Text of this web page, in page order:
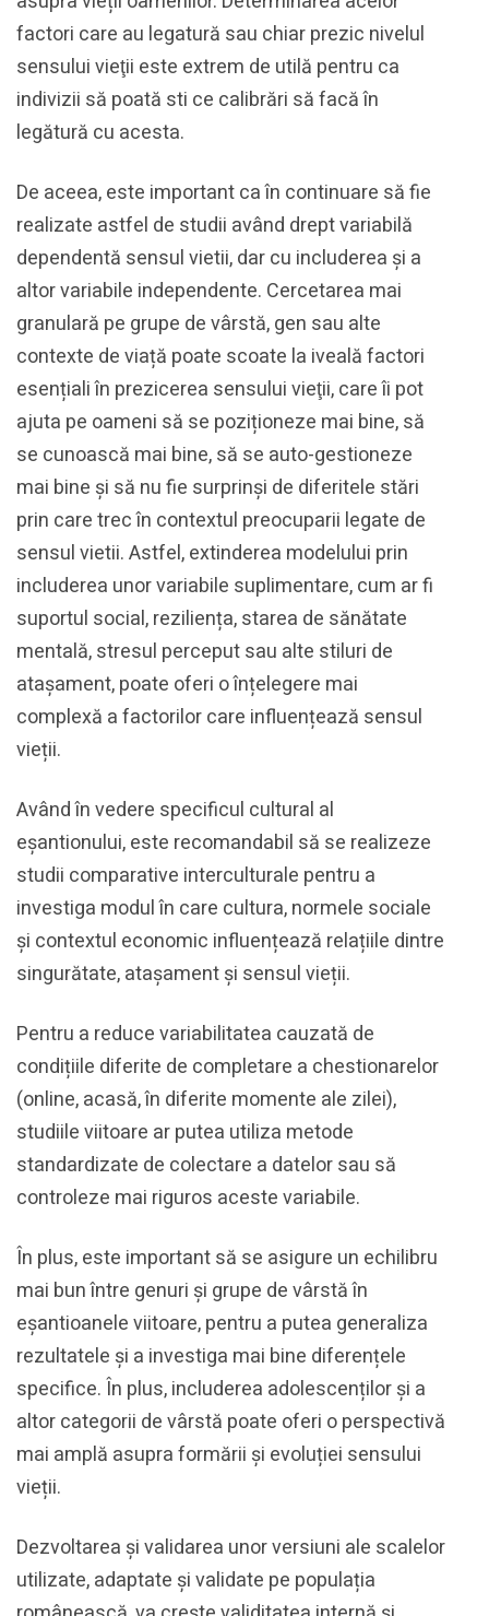
factori care au legatură sau chiar prezic nivelul
sensului vieţii este extrem de utilă pentru ca
indivizii să poată sti ce calibrări să facă în
legătură cu acesta.
De aceea, este important ca în continuare să fie
realizate astfel de studii având drept variabilă
dependentă sensul vietii, dar cu includerea și a
altor variabile independente. Cercetarea mai
granulară pe grupe de vârstă, gen sau alte
contexte de viață poate scoate la iveală factori
esențiali în prezicerea sensului vieţii, care îi pot
ajuta pe oameni să se poziționeze mai bine, să
se cunoască mai bine, să se auto-gestioneze
mai bine și să nu fie surprinși de diferitele stări
prin care trec în contextul preocuparii legate de
sensul vietii. Astfel, extinderea modelului prin
includerea unor variabile suplimentare, cum ar fi
suportul social, reziliența, starea de sănătate
mentală, stresul perceput sau alte stiluri de
atașament, poate oferi o înțelegere mai
complexă a factorilor care influențează sensul
vieții.
Având în vedere specificul cultural al
eșantionului, este recomandabil să se realizeze
studii comparative interculturale pentru a
investiga modul în care cultura, normele sociale
și contextul economic influențează relațiile dintre
singurătate, atașament și sensul vieții.
Pentru a reduce variabilitatea cauzată de
condițiile diferite de completare a chestionarelor
(online, acasă, în diferite momente ale zilei),
studiile viitoare ar putea utiliza metode
standardizate de colectare a datelor sau să
controleze mai riguros aceste variabile.
În plus, este important să se asigure un echilibru
mai bun între genuri și grupe de vârstă în
eșantioanele viitoare, pentru a putea generaliza
rezultatele și a investiga mai bine diferențele
specifice. În plus, includerea adolescenților și a
altor categorii de vârstă poate oferi o perspectivă
mai amplă asupra formării și evoluției sensului
vieții.
Dezvoltarea și validarea unor versiuni ale scalelor
utilizate, adaptate și validate pe populația